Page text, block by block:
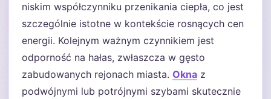
niskim współczynniku przenikania ciepła, co jest
szczególnie istotne w kontekście rosnących cen
energii. Kolejnym ważnym czynnikiem jest
odporność na hałas, zwłaszcza w gęsto
zabudowanych rejonach miasta. Okna z
podwójnymi lub potrójnymi szybami skutecznie